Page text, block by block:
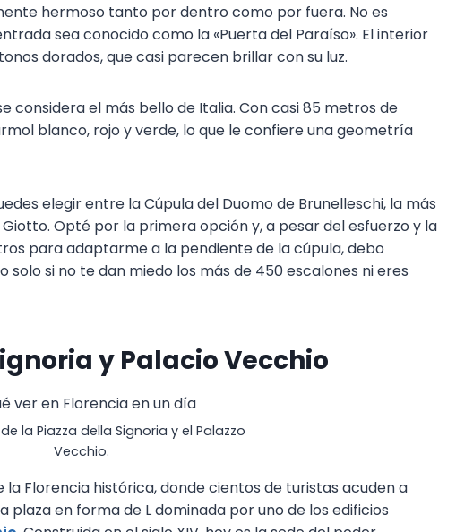
hermoso tanto por dentro como por fuera. No es
sea conocido como la «Puerta del Paraíso». El interior
dorados, que casi parecen brillar con su luz.
considera el más bello de Italia. Con casi 85 metros de
blanco, rojo y verde, lo que le confiere una geometría
elegir entre la Cúpula del Duomo de Brunelleschi, la más
Opté por la primera opción y, a pesar del esfuerzo y la
para adaptarme a la pendiente de la cúpula, debo
solo si no te dan miedo los más de 450 escalones ni eres
y Palacio Vecchio
la Piazza della Signoria y el Palazzo
Vecchio.
la Florencia histórica, donde cientos de turistas acuden a
plaza en forma de L dominada por uno de los edificios